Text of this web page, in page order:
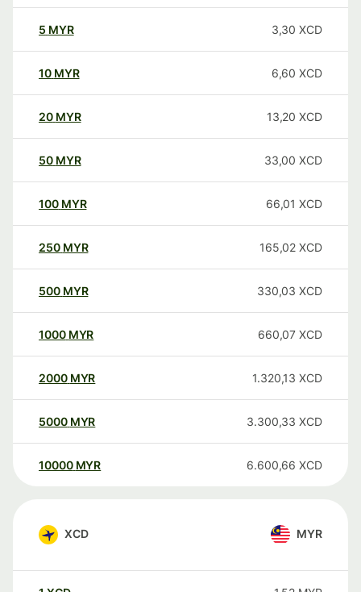
5 MYR 3,30 XCD
10 MYR 6,60 XCD
20 MYR 13,20 XCD
50 MYR 33,00 XCD
100 MYR 66,01 XCD
250 MYR 165,02 XCD
500 MYR 330,03 XCD
1000 MYR 660,07 XCD
2000 MYR 1.320,13 XCD
5000 MYR 3.300,33 XCD
10000 MYR 6.600,66 XCD
XCD MYR